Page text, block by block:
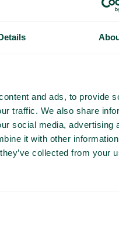
and ads, to provide
traffic. We also share
social media, advertising
it with other
collected from your
WhatsApp
direct via
personnalisé dans